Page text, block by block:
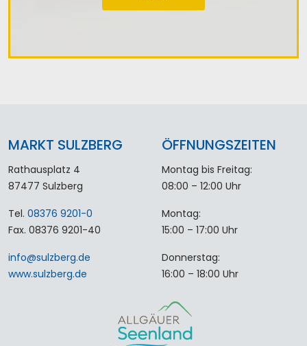
MARKT SULZBERG
Rathausplatz 4
87477 Sulzberg
Tel. 08376 9201-0
Fax. 08376 9201-40
info@sulzberg.de
www.sulzberg.de
ÖFFNUNGSZEITEN
Montag bis Freitag:
08:00 – 12:00 Uhr
Montag:
15:00 – 17:00 Uhr
Donnerstag:
16:00 – 18:00 Uhr